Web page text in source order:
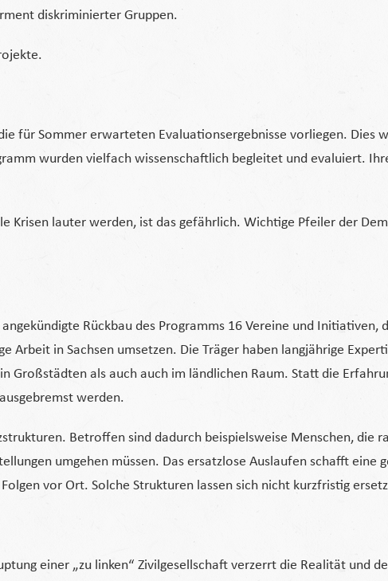
diskriminierter Gruppen.
für Sommer erwarteten Evaluationsergebnisse vorliegen. Dies
wurden vielfach wissenschaftlich begleitet und evaluiert.
lauter werden, ist das gefährlich. Wichtige Pfeiler der
Rückbau des Programms 16 Vereine und Initiativen,
in Sachsen umsetzen. Die Träger haben langjährige
als auch auch im ländlichen Raum. Statt die
werden.
Betroffen sind dadurch beispielsweise Menschen, die
umgehen müssen. Das ersatzlose Auslaufen schafft eine
vor Ort. Solche Strukturen lassen sich nicht kurzfristig
einer „zu linken“ Zivilgesellschaft verzerrt die Realität und